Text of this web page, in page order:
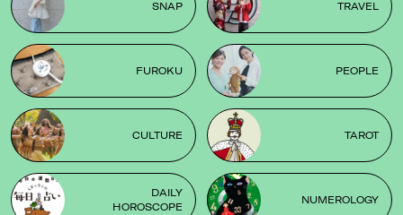
SNAP TRAVEL
FUROKU PEOPLE
CULTURE TAROT
DAILY
HOROSCOPE
NUMEROLOGY